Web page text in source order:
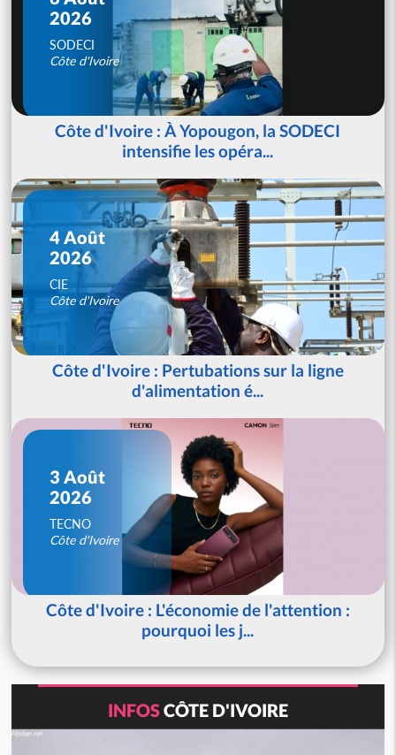
2026
SODECI
Côte d'Ivoire
Côte d'Ivoire : À Yopougon, la SODECI
intensifie les opéra...
4 Août
2026
CIE
Côte d'Ivoire
Côte d'Ivoire : Pertubations sur la ligne
d'alimentation é...
3 Août
2026
TECNO
Côte d'Ivoire
Côte d'Ivoire : L'économie de l'attention :
pourquoi les j...
INFOSCÔTE D'IVOIRE